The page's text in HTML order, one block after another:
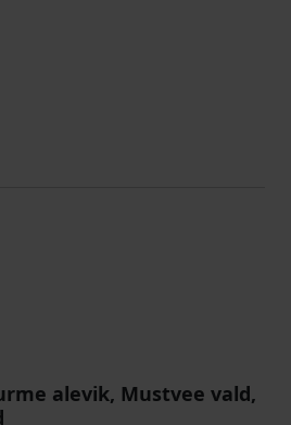
alevik, Mustvee vald,